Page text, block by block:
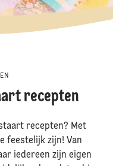
recepten
recepten? Met
feestelijk zijn! Van
iedereen zijn eigen